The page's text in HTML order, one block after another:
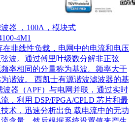
器 ，100A，模块式
4M1
在非线性负载，电网中的电流和电压
波。通过傅里叶级数分解非正弦
率相同的分量称为基波。频率大于
谐波。 西凯士有源谐波滤波器的基
波器（APF）与电网并联，通过实时
，利用 DSP/FPGA/CPLD 芯片和最
术，迅速分析出负 载电流中的无功